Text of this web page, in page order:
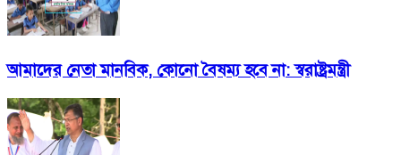
আমাদের নেতা মানবিক, কোনো বৈষম্য হবে না: স্বরাষ্ট্রমন্ত্রী